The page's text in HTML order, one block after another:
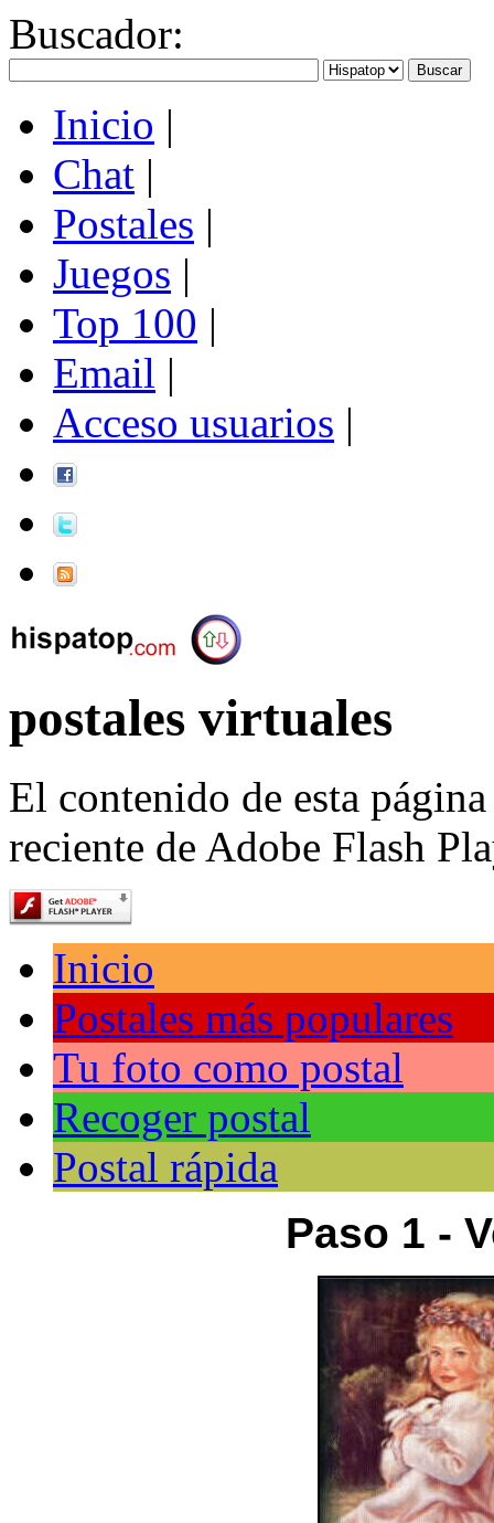
Buscador:
Inicio |
Chat |
Postales |
Juegos |
Top 100 |
Email |
Acceso usuarios |
postales virtuales
El contenido de esta
reciente de Adobe Flash
Inicio
Postales más populares
Tu foto como postal
Recoger postal
Postal rápida
Paso 1 -